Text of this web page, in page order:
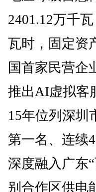
2401.12万千
瓦时，固定资
国首家民营企
推出AI虚拟客
15年位列深圳
第一名、连续
深度融入广东
别合作区供电